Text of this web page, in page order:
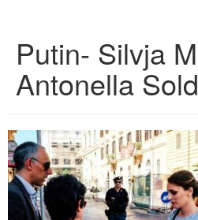
Putin- Silvja
Antonella